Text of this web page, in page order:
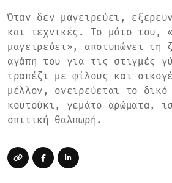
Όταν δεν μαγειρεύει,
και τεχνικές. Το μότο του,
μαγειρεύει», αποτυπώνει τη
αγάπη του για τις στιγμές
τραπέζι με φίλους και
μέλλον, ονειρεύεται το δικό
κουτούκι, γεμάτο αρώματα,
σπιτική θαλπωρή.